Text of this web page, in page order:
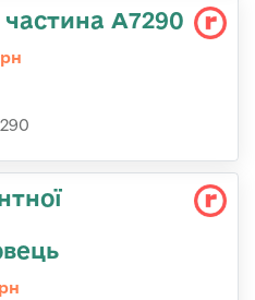
частина А7290